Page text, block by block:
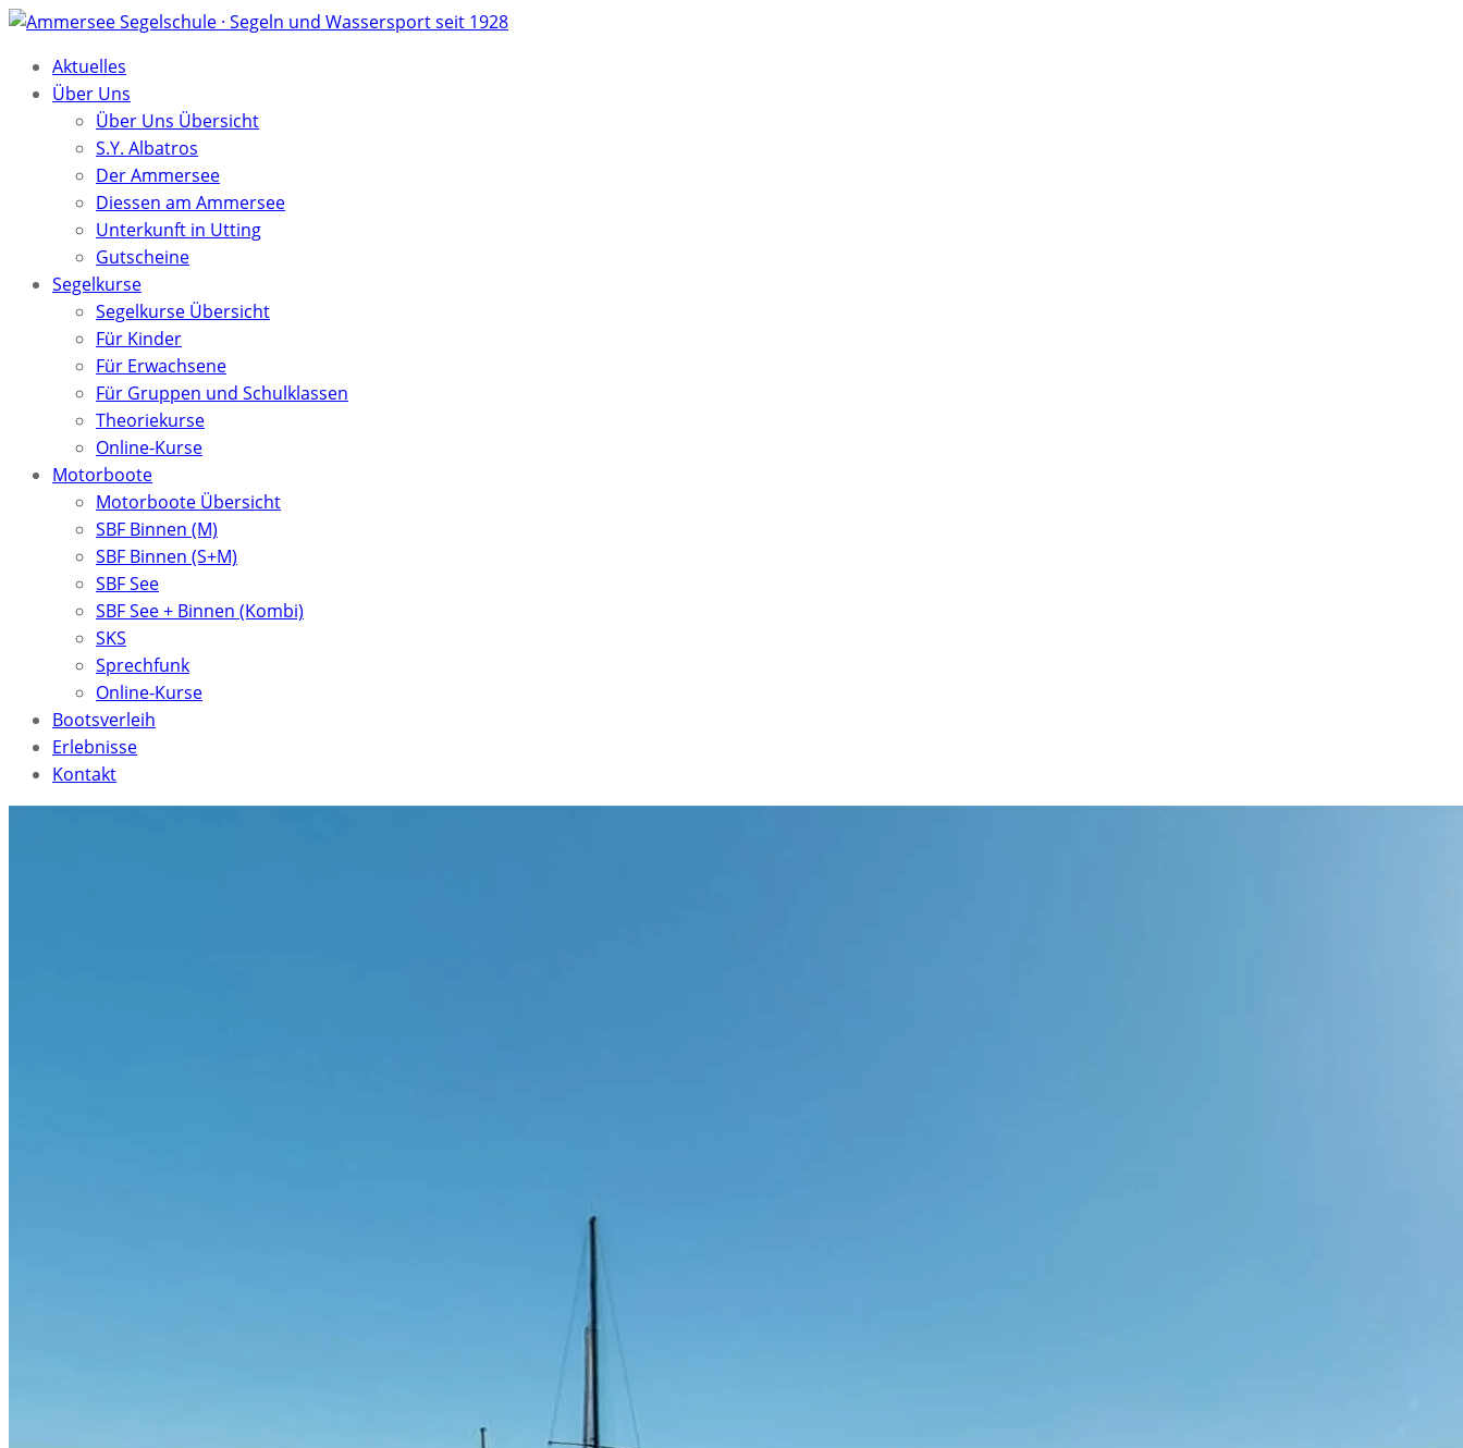
Aktuelles
Über Uns
Über Uns Übersicht
S.Y. Albatros
Der Ammersee
Diessen am Ammersee
Unterkunft in Utting
Gutscheine
Segelkurse
Segelkurse Übersicht
Für Kinder
Für Erwachsene
Für Gruppen und Schulklassen
Theoriekurse
Online-Kurse
Motorboote
Motorboote Übersicht
SBF Binnen (M)
SBF Binnen (S+M)
SBF See
SBF See + Binnen (Kombi)
SKS
Sprechfunk
Online-Kurse
Bootsverleih
Erlebnisse
Kontakt